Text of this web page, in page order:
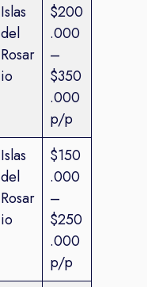
Islas
del
Rosar
io
$200
.000
–
$350
.000
p/p
Islas
del
Rosar
io
$150
.000
–
$250
.000
p/p